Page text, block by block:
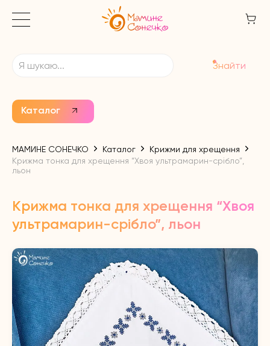
Каталог
Знайти
МАМИНЕ СОНЕЧКО Каталог
Крижми для хрещення
Крижма тонка для хрещення “Хвоя ультрамарин-срібло”,
льон
Крижма тонка для хрещення “Хвоя
ультрамарин-срібло”, льон